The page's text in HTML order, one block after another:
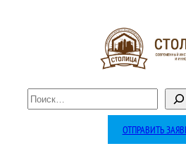
П
о
ОТПРАВИТЬ